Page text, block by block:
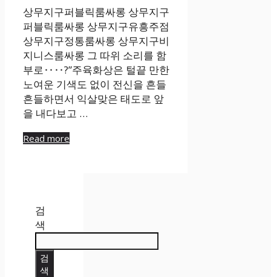
상무지구퍼블릭룸싸롱 상무지구
퍼블릭룸싸롱 상무지구유흥주점
상무지구정통룸싸롱 상무지구비
지니스룸싸롱 그 따위 소리를 함
부로‥‥?”주육화상은 털끝 만한
노여운 기색도 없이 전신을 흔들
흔들하면서 익살맞은 태도로 앞
을 내다보고 …
Read more
검
색
검
색